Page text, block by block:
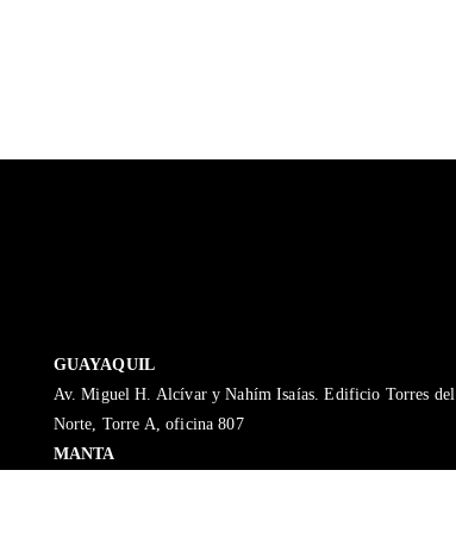
GUAYAQUIL
Av. Miguel H. Alcívar y Nahím Isaías. Edificio Torres del
Norte, Torre A, oficina 807
MANTA